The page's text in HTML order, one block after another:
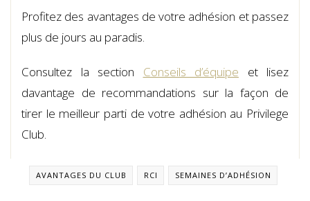
Profitez des avantages de votre adhésion et passez
plus de jours au paradis.
Consultez la section Conseils d’équipe et lisez
davantage de recommandations sur la façon de
tirer le meilleur parti de votre adhésion au Privilege
Club.
AVANTAGES DU CLUB RCI SEMAINES D’ADHÉSION